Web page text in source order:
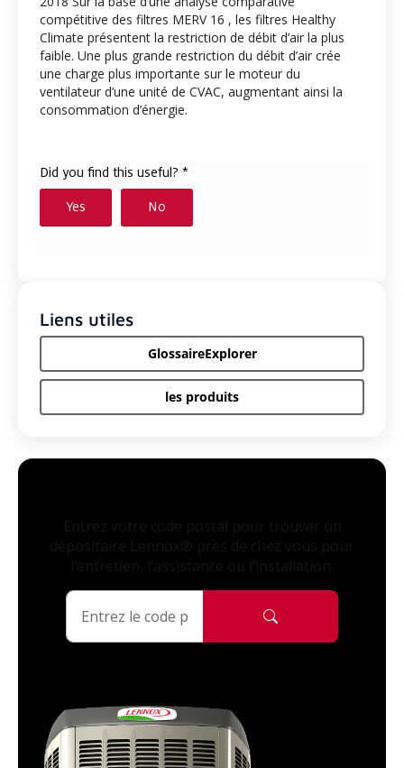
compétitive des filtres MERV 16 , les filtres Healthy
Climate présentent la restriction de débit d’air la plus
faible. Une plus grande restriction du débit d’air crée
une charge plus importante sur le moteur du
ventilateur d’une unité de CVAC, augmentant ainsi la
consommation d’énergie.
Liens utiles
GlossaireExplorer
les produits